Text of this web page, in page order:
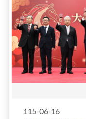
115-06-16